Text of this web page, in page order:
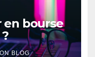
en bourse
BLOG